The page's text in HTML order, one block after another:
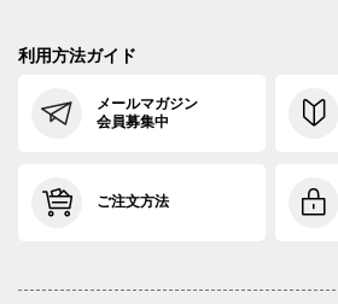
利用方法ガイド
メールマガジン
会員募集中
ご注文方法